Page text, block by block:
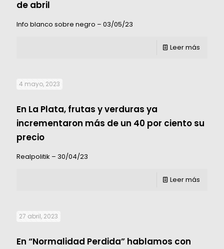
de abril
Info blanco sobre negro – 03/05/23
Leer más
4 mayo, 2023
En La Plata, frutas y verduras ya
incrementaron más de un 40 por ciento su
precio
Realpolitik – 30/04/23
Leer más
27 abril, 2023
En “Normalidad Perdida” hablamos con